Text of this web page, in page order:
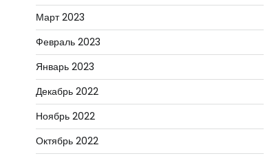
Март 2023
Февраль 2023
Январь 2023
Декабрь 2022
Ноябрь 2022
Октябрь 2022